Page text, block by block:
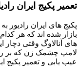
تعمیر پکیج ایران
پکیج های ایران رادیور
بازار شده اند که هر
های آنالاوگ وقتی
لامپ چشمک زن که بر
عیب یابی و تعمیر پکیج